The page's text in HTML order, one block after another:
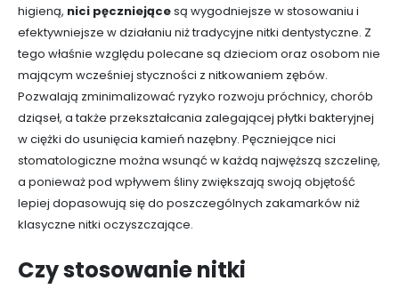
higieną, nici pęczniejącesą wygodniejsze w stosowaniu i
efektywniejsze w działaniu niż tradycyjne nitki dentystyczne. Z
tego właśnie względu polecane są dzieciom oraz osobom nie
mającym wcześniej styczności z nitkowaniem zębów.
Pozwalają zminimalizować ryzyko rozwoju próchnicy, chorób
dziąseł, a także przekształcania zalegającej płytki bakteryjnej
w ciężki do usunięcia kamień nazębny. Pęczniejące nici
stomatologiczne można wsunąć w każdą najwęższą szczelinę,
a ponieważ pod wpływem śliny zwiększają swoją objętość
lepiej dopasowują się do poszczególnych zakamarków niż
klasyczne nitki oczyszczające.
Czy stosowanie nitki